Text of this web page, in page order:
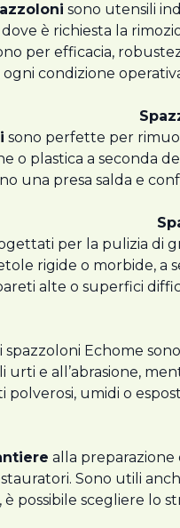
sono utensili
è richiesta la
per efficacia,
condizione
sono perfette per
o plastica a seconda
una presa salda e
per la pulizia di
rigide o morbide, a
alte o superfici
spazzoloni Echome
urti e all’abrasione,
polverosi, umidi o
alla preparazione
Sono utili
è possibile scegliere lo